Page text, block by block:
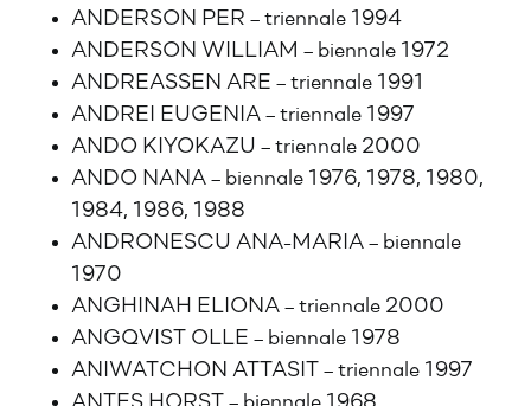
ANDERSON PER – triennale 1994
ANDERSON WILLIAM – biennale 1972
ANDREASSEN ARE – triennale 1991
ANDREI EUGENIA – triennale 1997
ANDO KIYOKAZU – triennale 2000
ANDO NANA – biennale 1976, 1978, 1980,
1984, 1986, 1988
ANDRONESCU ANA-MARIA – biennale
1970
ANGHINAH ELIONA – triennale 2000
ANGQVIST OLLE – biennale 1978
ANIWATCHON ATTASIT – triennale 1997